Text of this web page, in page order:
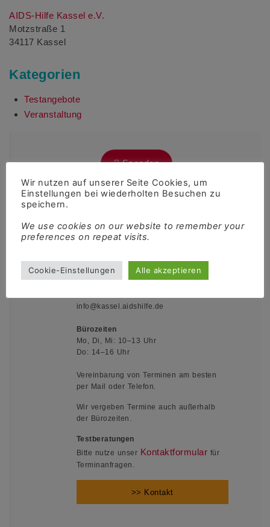
AIDS-Hilfe Kassel e.V.
Motzstraße 1
34117 Kassel
Kategorien
Testangebote
Veranstaltung
Spenden
Kontakt
Motzstraße 1
34117 Kassel
info@kassel.aidshilfe.de
Bürozeiten
Mo, Di, Mi: 10–13 Uhr
Do: 14–16 Uhr
Vereinbarung von Terminen am besten
per Mail oder Telefon.
Wir vergeben Termine auch außerhalb
der Bürozeiten.
Testberatungen
Bitte nutze unser Kontaktformular für
Terminanfragen.
>> Kontakt
Wir nutzen auf unserer Seite Cookies, um
Einstellungen bei wiederholten Besuchen zu
speichern.
We use cookies on our website to remember your
preferences on repeat visits.
Cookie-Einstellungen Alle akzeptieren